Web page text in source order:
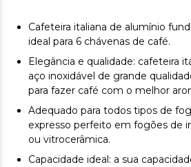
Cafeteira italiana de alumínio
ideal para 6 chávenas de café.
Elegância e qualidade: cafeteira
aço inoxidável de grande
para fazer café com o melhor
Adequado para todos tipos de
expresso perfeito em fogões de
ou vitrocerâmica.
Capacidade ideal: a sua